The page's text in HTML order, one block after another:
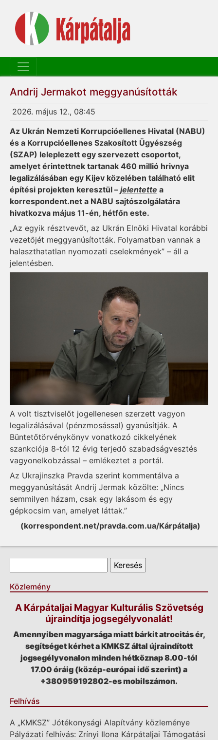
Andrij Jermakot meggyanúsították
2026. május 12., 08:45
Az Ukrán Nemzeti Korrupcióellenes Hivatal (NABU)
és a Korrupcióellenes Szakosított Ügyészség
(SZAP) leleplezett egy szervezett csoportot,
amelyet érintettnek tartanak 460 millió hrivnya
legalizálásában egy Kijev közelében található elit
építési projekten keresztül – jelentette a
korrespondent.net a NABU sajtószolgálatára
hivatkozva május 11-én, hétfőn este.
„Az egyik résztvevőt, az Ukrán Elnöki Hivatal korábbi
vezetőjét meggyanúsították. Folyamatban vannak a
halaszthatatlan nyomozati cselekmények” – áll a
jelentésben.
A volt tisztviselőt jogellenesen szerzett vagyon
legalizálásával (pénzmosással) gyanúsítják. A
Büntetőtörvénykönyv vonatkozó cikkelyének
szankciója 8-tól 12 évig terjedő szabadságvesztés
vagyonelkobzással – emlékeztet a portál.
Az Ukrajinszka Pravda szerint kommentálva a
meggyanúsítását Andrij Jermak közölte: „Nincs
semmilyen házam, csak egy lakásom és egy
gépkocsim van, amelyet láttak.”
(korrespondent.net/pravda.com.ua/Kárpátalja)
Keresés űrlap
Keresés
Közlemény
A Kárpátaljai Magyar Kulturális Szövetség
újraindítja jogsegélyvonalát!
Amennyiben magyarsága miatt bárkit atrocitás ér,
segítséget kérhet a KMKSZ által újraindított
jogsegélyvonalon minden hétköznap 8.00-tól
17.00 óráig (közép-európai idő szerint) a
+380959192802-es mobilszámon.
Felhívás
A „KMKSZ” Jótékonysági Alapítvány közleménye
Pályázati felhívás: Zrínyi Ilona Kárpátaljai Támogatási